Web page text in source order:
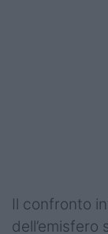
Il confronto